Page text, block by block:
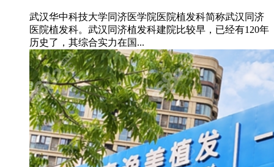
武汉华中科技大学同济医学院医院植发科简称武汉同济
医院植发科。武汉同济植发科建院比较早，已经有120年
历史了，其综合实力在国...